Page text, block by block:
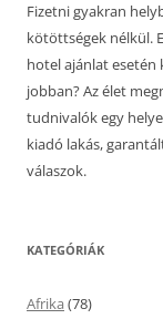
Fizetni gyakran
kötöttségek nélkül.
hotel ajánlat esetén
jobban? Az élet
tudnivalók egy
kiadó lakás,
válaszok.
KATEGÓRIÁK
Afrika (78)